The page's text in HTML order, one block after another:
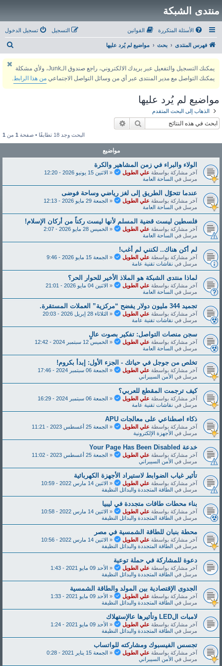
منتدى الشبكة
الأسئلة المتكررة القوانين تسجيل الدخول التسجيل
فهرس المنتدى بحث مواضيع لم يُرد عليها
يمكنك التسجيل والتفعيل عبر بريدك الالكتروني، راجع صندوق الـJunk، ولأي مشكلة
يمكنك التواصل مع مدير المنتدى عبر أي من وسائل التواصل الاجتماعي من هذا الرابط.
مواضيع لم يُرد عليها
الذهاب إلى البحث المتقدم
بحث
البحث وجد 18 تطابقًا • صفحة 1 من 1
مواضيع
الولاء والبراء في زمن المشاهير والكرة
آخر مشاركة بواسطة علي الطويل « الاثنين 15 يونيو 2026 - 12:20
مرسل في الساحة العامة
عندما تتحوّل الطريق إلى لغز رياضي وساحة فوضى
آخر مشاركة بواسطة علي الطويل « الجمعة 29 مايو 2026 - 12:13
مرسل في الساحة العامة
فلسطين ليست قضية المسلم لأنها ليست ركناً من أركان الإسلام!
آخر مشاركة بواسطة علي الطويل « الخميس 28 مايو 2026 - 2:07
مرسل في الساحة العامة
لم أكن هناك.. لكنني لم أغب!
آخر مشاركة بواسطة علي الطويل « الجمعة 15 مايو 2026 - 9:46
مرسل في نقاشات تقنية عامة
لماذا منتدى الشبكة هو الملاذ الأخير للحوار الحر؟
آخر مشاركة بواسطة علي الطويل « الاثنين 04 مايو 2026 - 21:01
مرسل في الساحة العامة
تجميد 344 مليون دولار يفضح “مركزية” العملات المستقرة.
آخر مشاركة بواسطة علي الطويل « الثلاثاء 28 إبريل 2026 - 20:03
مرسل في نقاشات تقنية عامة
سجن منصات التواصل: تفكير بصوت عالٍ
آخر مشاركة بواسطة علي الطويل « الخميس 12 سبتمبر 2024 - 12:42
مرسل في الساحة العامة
تخلص من جوجل في حياتك - الجزء الأول: إبدأ بكروم!
آخر مشاركة بواسطة علي الطويل « الجمعة 06 سبتمبر 2024 - 17:46
مرسل في الأمن السيبراني
كيف ترجمت المقطع للعربي؟
آخر مشاركة بواسطة علي الطويل « الجمعة 06 سبتمبر 2024 - 16:29
مرسل في نقاشات تقنية عامة
ذكاء اصطناعي على معالجات APU
آخر مشاركة بواسطة علي الطويل « الجمعة 25 أغسطس 2023 - 11:21
مرسل في الأجهزة الإلكترونية
خدعة Y‌‌‌o‌‌‌u‌‌‌r‌‌‌ P‌‌‌a‌‌‌‌‌g‌‌‌‌e‌‌‌ H‌‌‌a‌‌‌‌s‌‌‌ B‌‌‌e‌‌‌e‌‌‌‌n‌‌‌ D‌‌‌i‌‌‌s‌‌‌a‌‌‌b‌‌‌l‌‌‌e‌‌‌d‌‌
آخر مشاركة بواسطة علي الطويل « الجمعة 25 أغسطس 2023 - 11:02
مرسل في الأمن السيبراني
تأثير غياب الضوابط لاستيراد الأجهزة الكهربائية
آخر مشاركة بواسطة علي الطويل « الاثنين 14 مارس 2022 - 10:59
مرسل في الطاقة المتجددة والبدائل النظيفة
بناء محطات طاقات متجددة في ليبيا
آخر مشاركة بواسطة علي الطويل « الاثنين 14 مارس 2022 - 10:58
مرسل في الطاقة المتجددة والبدائل النظيفة
محطة بنبان للطاقة الشمسية في مصر
آخر مشاركة بواسطة علي الطويل « الاثنين 14 مارس 2022 - 10:56
مرسل في الطاقة المتجددة والبدائل النظيفة
دعوة للمشاركة في حملة توعية
آخر مشاركة بواسطة علي الطويل « الأحد 09 مايو 2021 - 1:43
مرسل في الطاقة المتجددة والبدائل النظيفة
الجدوى الإقتصادية بين المولد والطاقة الشمسية
آخر مشاركة بواسطة علي الطويل « الأحد 09 مايو 2021 - 1:33
مرسل في الطاقة المتجددة والبدائل النظيفة
لامبات الLED وتأثيرها عالإستهلاك
آخر مشاركة بواسطة علي الطويل « الأحد 09 مايو 2021 - 1:24
مرسل في الطاقة المتجددة والبدائل النظيفة
تجسس الفيسبوك ومشاركته للواتساب
آخر مشاركة بواسطة علي الطويل « الجمعة 15 يناير 2021 - 0:28
مرسل في الأمن السيبراني